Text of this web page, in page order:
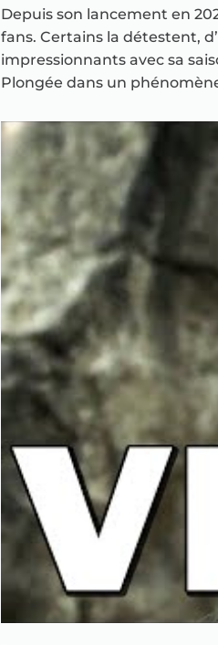
Depuis son lancement en
fans. Certains la détestent,
impressionnants avec sa
Plongée dans un